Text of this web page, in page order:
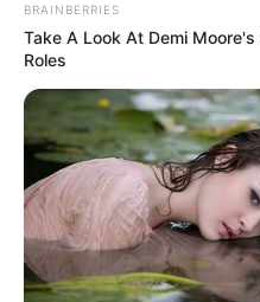
BRAINBERRIES
Take A Look At Demi
Roles